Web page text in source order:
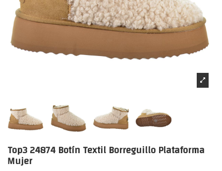
Top3 24874 Botín Textil Borreguillo Plataforma
Mujer